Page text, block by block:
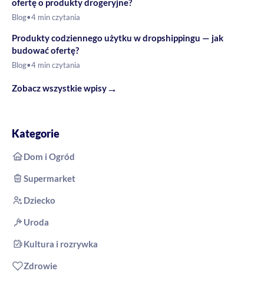
ofertę o produkty drogeryjne?
Blog•4 min czytania
Produkty codziennego użytku w dropshippingu — jak
budować ofertę?
Blog•4 min czytania
Zobacz wszystkie wpisy→
Kategorie
Dom i Ogród
Supermarket
Dziecko
Uroda
Kultura i rozrywka
Zdrowie